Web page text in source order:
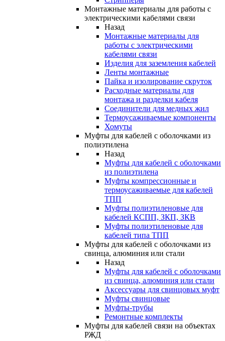
Монтажные материалы для работы с
электрическими кабелями связи
Назад
Монтажные материалы для
работы с электрическими
кабелями связи
Изделия для заземления кабелей
Ленты монтажные
Пайка и изолирование скруток
Расходные материалы для
монтажа и разделки кабеля
Соединители для медных жил
Термоусаживаемые компоненты
Хомуты
Муфты для кабелей с оболочками из
полиэтилена
Назад
Муфты для кабелей с оболочками
из полиэтилена
Муфты компрессионные и
термоусаживаемые для кабелей
ТПП
Муфты полиэтиленовые для
кабелей КСПП, ЗКП, ЗКВ
Муфты полиэтиленовые для
кабелей типа ТПП
Муфты для кабелей с оболочками из
свинца, алюминия или стали
Назад
Муфты для кабелей с оболочками
из свинца, алюминия или стали
Аксессуары для свинцовых муфт
Муфты свинцовые
Муфты-трубы
Ремонтные комплекты
Муфты для кабелей связи на объектах
РЖД